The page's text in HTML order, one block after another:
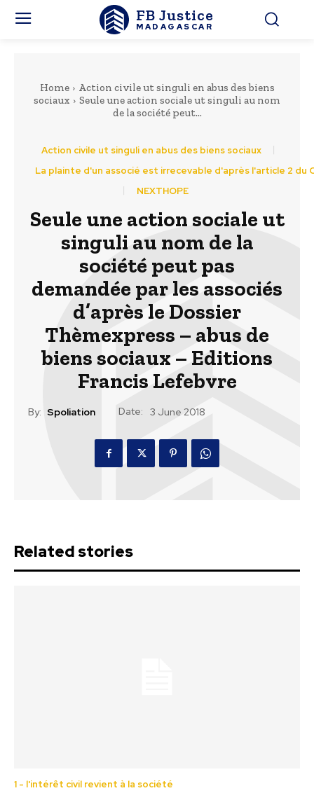
FB Justice
MADAGASCAR
Home
Action civile ut singuli en abus des biens
sociaux
Seule une action sociale ut singuli au nom
de la société peut...
Action civile ut singuli en abus des biens sociaux
La plainte d'un associé est irrecevable d'après l'article 2 du
NEXTHOPE
Seule une action sociale ut
singuli au nom de la
société peut pas
demandée par les associés
d’après le Dossier
Thèmexpress – abus de
biens sociaux – Editions
Francis Lefebvre
By: Spoliation Date: 3 June 2018
Related stories
1 - l'intérêt civil revient à la société